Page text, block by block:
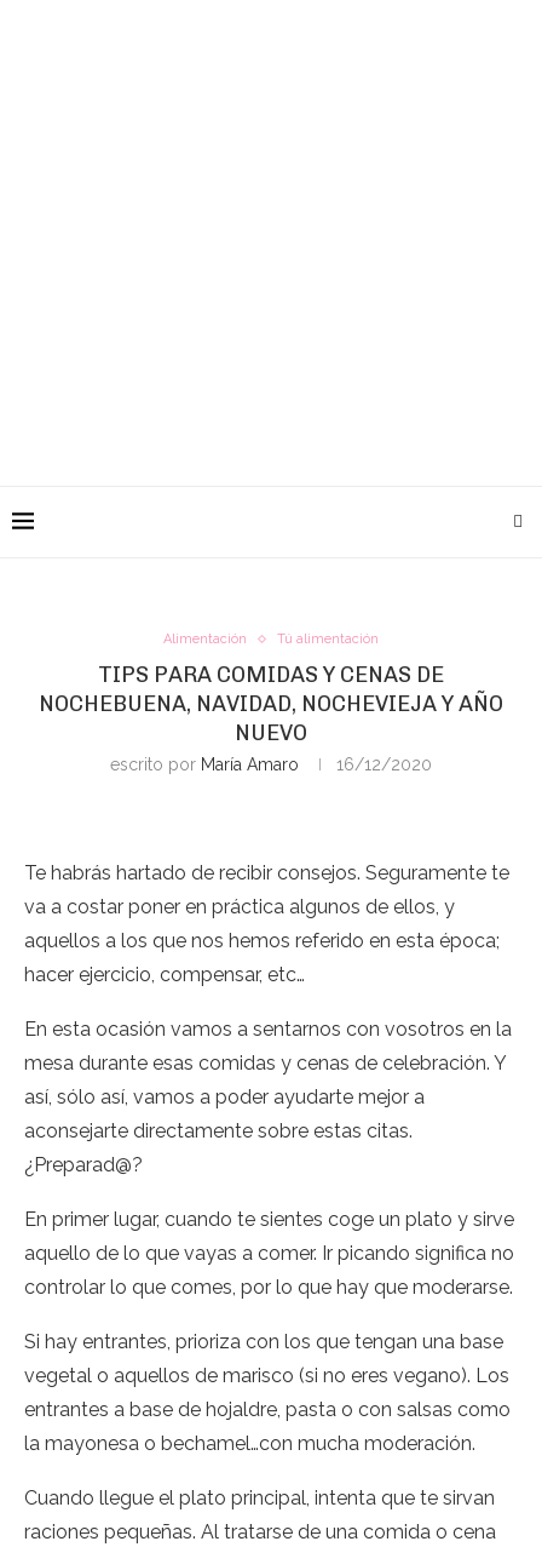
Alimentación Tú alimentación
TIPS PARA COMIDAS Y CENAS DE
NOCHEBUENA, NAVIDAD, NOCHEVIEJA Y AÑO
NUEVO
escrito por María Amaro 16/12/2020
Te habrás hartado de recibir consejos. Seguramente te
va a costar poner en práctica algunos de ellos, y
aquellos a los que nos hemos referido en esta época;
hacer ejercicio, compensar, etc…
En esta ocasión vamos a sentarnos con vosotros en la
mesa durante esas comidas y cenas de celebración. Y
así, sólo así, vamos a poder ayudarte mejor a
aconsejarte directamente sobre estas citas.
¿Preparad@?
En primer lugar, cuando te sientes coge un plato y sirve
aquello de lo que vayas a comer. Ir picando significa no
controlar lo que comes, por lo que hay que moderarse.
Si hay entrantes, prioriza con los que tengan una base
vegetal o aquellos de marisco (si no eres vegano). Los
entrantes a base de hojaldre, pasta o con salsas como
la mayonesa o bechamel…con mucha moderación.
Cuando llegue el plato principal, intenta que te sirvan
raciones pequeñas. Al tratarse de una comida o cena